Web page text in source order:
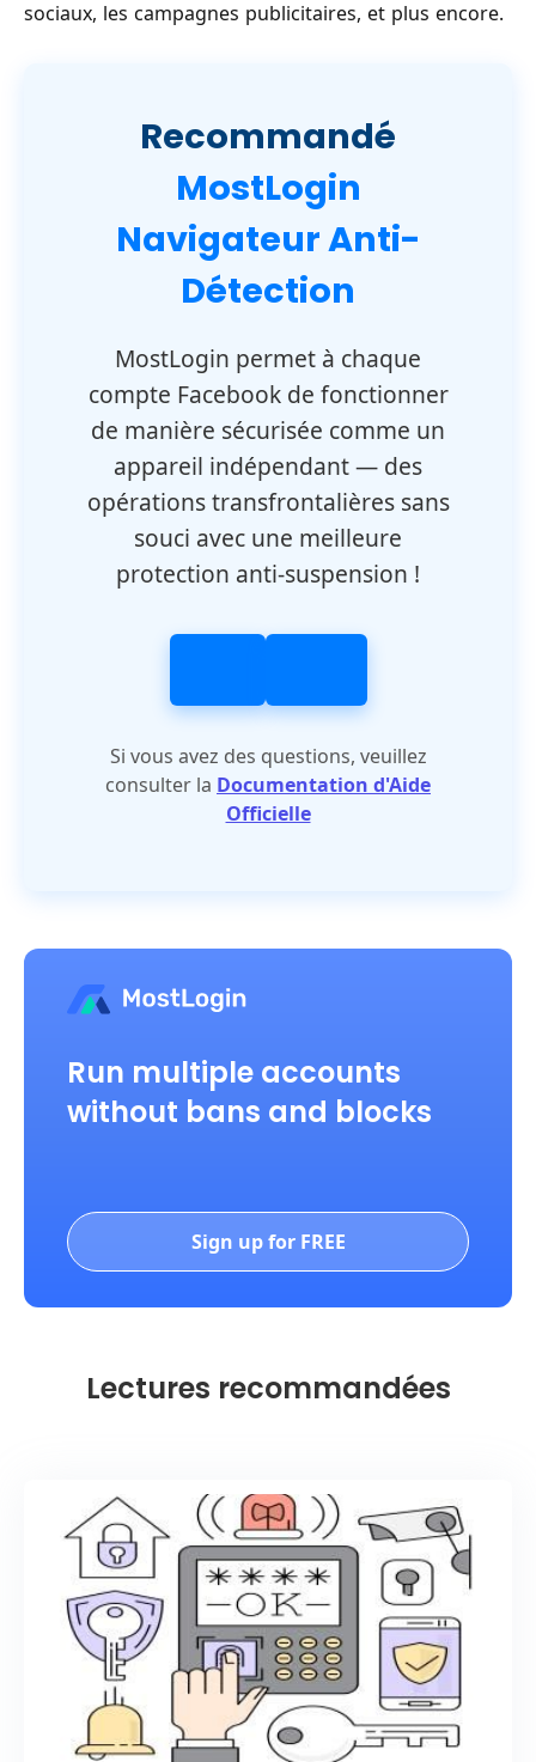
sociaux, les campagnes publicitaires, et plus encore.
Recommandé
MostLogin
Navigateur Anti-
Détection
MostLogin permet à chaque
compte Facebook de fonctionner
de manière sécurisée comme un
appareil indépendant — des
opérations transfrontalières sans
souci avec une meilleure
protection anti-suspension !
Si vous avez des questions, veuillez
consulter la Documentation d'Aide
Officielle
Run multiple accounts
without bans and blocks
Sign up for FREE
Lectures recommandées